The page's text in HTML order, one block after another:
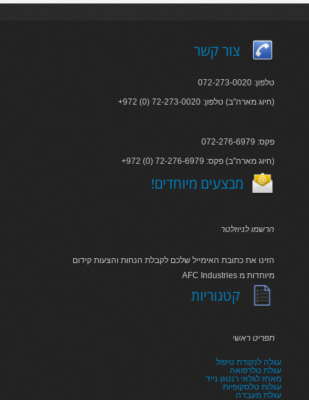
צור קשר
טלפון: 072-273-0020
+972 (0) 72-273-0020 :חיוג מארה"ב) טלפון)
פקס: 072-276-6979
+972 (0) 72-276-6979 :חיוג מארה"ב) פקס)
!מבצעים מיוחדים
הרשמו לניוזלטר
הזינו את כתובת האימייל שלכם לקבלת הנחות והצעות קידום
AFC Industries מיוחדות מ
קטגוריות
תפריט ראשי
עגלה לנקודת טיפול
עגלת טלרפואה
מאחז לגלאי רנטגן נייד
עגלות טלסקופיות
עגלת מעבדה